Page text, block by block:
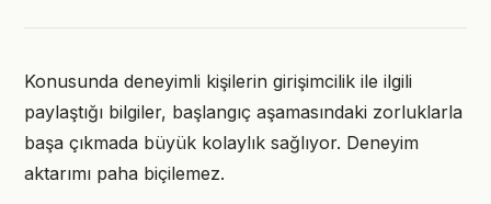
Konusunda deneyimli kişilerin girişimcilik ile ilgili
paylaştığı bilgiler, başlangıç aşamasındaki zorluklarla
başa çıkmada büyük kolaylık sağlıyor. Deneyim
aktarımı paha biçilemez.